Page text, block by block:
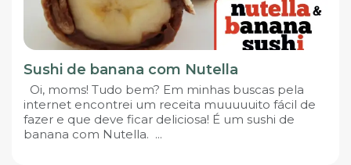
Sushi de banana com Nutella
Oi, moms! Tudo bem? Em minhas buscas pela
internet encontrei um receita muuuuuito fácil de
fazer e que deve ficar deliciosa! É um sushi de
banana com Nutella. ...